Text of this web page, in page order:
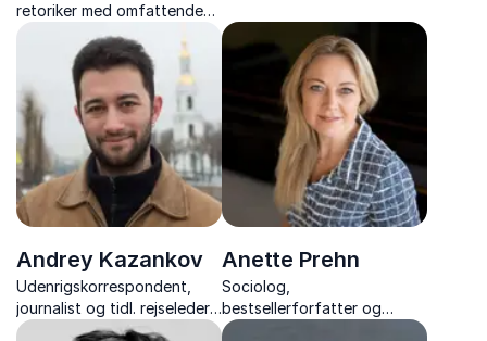
retoriker med omfattende
viden om identitet,
diversitet og værdier.
formidler fodboldens
historie og nutid med
indsigt, passion og
personlige oplevelser.
Andrey Kazankov
Udenrigskorrespondent,
journalist og tidl. rejseleder
med ekspertise i Rusland og
Anette Prehn
Sociolog,
bestsellerforfatter og
ekspert i ledelse, læring og